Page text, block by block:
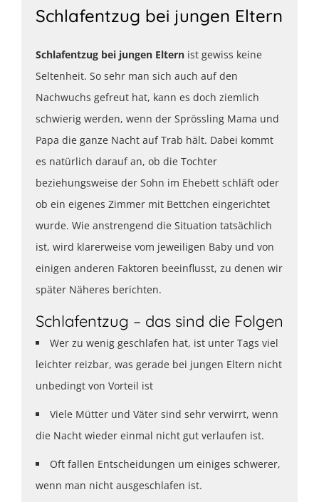
Schlafentzug bei jungen Eltern
Schlafentzug bei jungen Eltern ist gewiss keine
Seltenheit. So sehr man sich auch auf den
Nachwuchs gefreut hat, kann es doch ziemlich
schwierig werden, wenn der Sprössling Mama und
Papa die ganze Nacht auf Trab hält. Dabei kommt
es natürlich darauf an, ob die Tochter
beziehungsweise der Sohn im Ehebett schläft oder
ob ein eigenes Zimmer mit Bettchen eingerichtet
wurde. Wie anstrengend die Situation tatsächlich
ist, wird klarerweise vom jeweiligen Baby und von
einigen anderen Faktoren beeinflusst, zu denen wir
später Näheres berichten.
Schlafentzug – das sind die Folgen
Wer zu wenig geschlafen hat, ist unter Tags viel
leichter reizbar, was gerade bei jungen Eltern nicht
unbedingt von Vorteil ist
Viele Mütter und Väter sind sehr verwirrt, wenn
die Nacht wieder einmal nicht gut verlaufen ist.
Oft fallen Entscheidungen um einiges schwerer,
wenn man nicht ausgeschlafen ist.